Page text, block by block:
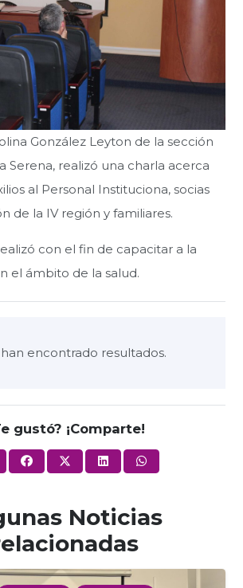
González Leyton de la sección
Serena, realizó una charla acerca
al Personal Instituciona, socias
de la IV región y familiares.
con el fin de capacitar a la
el ámbito de la salud.
encontrado resultados.
gustó? ¡Comparte!
Noticias